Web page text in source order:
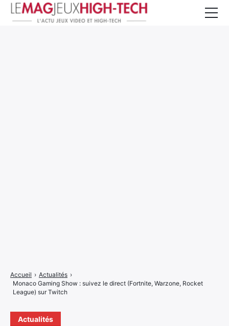
Actualités
Accueil › Actualités ›
Monaco Gaming Show : suivez le direct (Fortnite, Warzone, Rocket
League) sur Twitch